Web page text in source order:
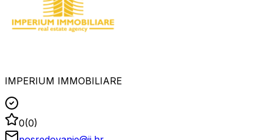
IMPERIUM IMMOBILIARE
0(0)